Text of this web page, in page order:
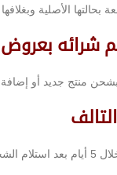
بحالتها الأصلية
شرائه بعروض
منتج جديد أو